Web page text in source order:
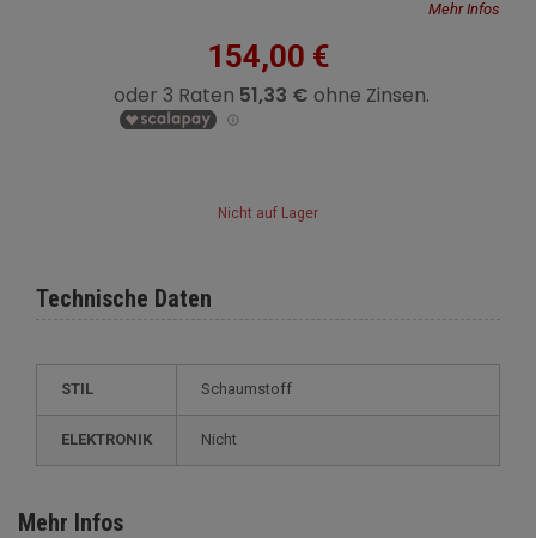
Mehr Infos
154,00 €
Nicht auf Lager
Technische Daten
STIL schaumstoff
ELEKTRONIK nicht
Mehr Infos